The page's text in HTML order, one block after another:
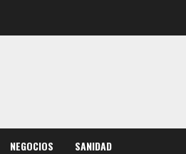
NEGOCIOS SANIDAD